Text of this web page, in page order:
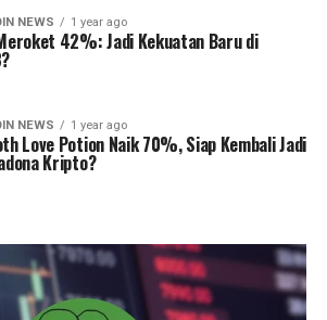
NEWS 1 year ago
42%: Jadi Kekuatan Baru di
NEWS 1 year ago
Love Potion Naik 70%, Siap Kembali Jadi
Kripto?